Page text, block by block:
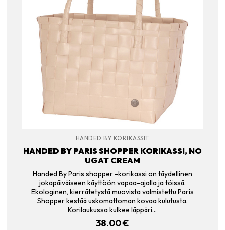
HANDED BY KORIKASSIT
HANDED BY PARIS SHOPPER KORIKASSI, NO
UGAT CREAM
Handed By Paris shopper -korikassi on täydellinen
jokapäiväiseen käyttöön vapaa-ajalla ja töissä.
Ekologinen, kierrätetystä muovista valmistettu Paris
Shopper kestää uskomattoman kovaa kulutusta.
Korilaukussa kulkee läppäri…
38.00€